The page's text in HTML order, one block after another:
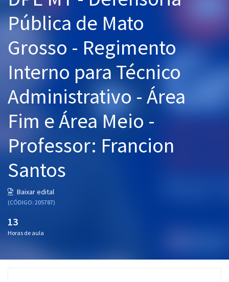
Graduação
Mentorias
Questões grátis
Conteúdo gratuito
Blog
Aprovados
Atendimento
Pública de Mato
Grosso - Regimento
Interno para Técnico
Administrativo - Área
Fim e Área Meio -
Professor: Francion
Santos
Baixar edital
(CÓDIGO: 205787)
13
Horas de aula